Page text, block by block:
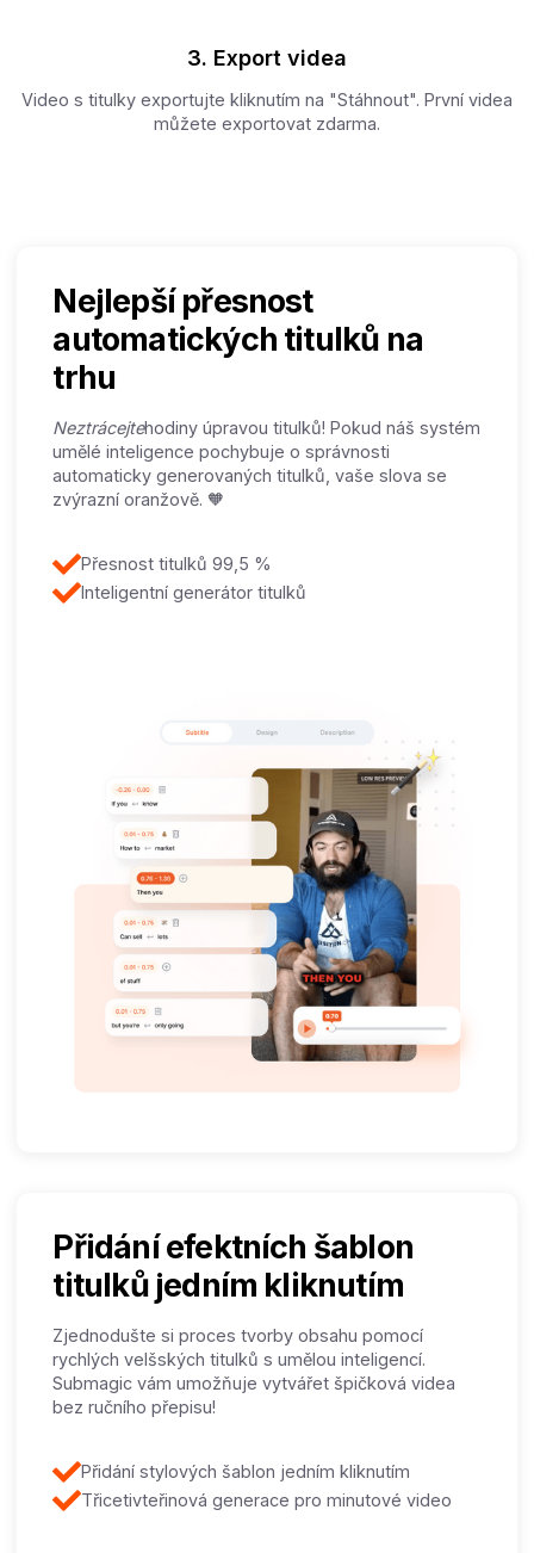
3. Export videa
Video s titulky exportujte kliknutím na "Stáhnout". První videa
můžete exportovat zdarma.
Nejlepší přesnost
automatických titulků na
trhu
‍Neztrácejtehodiny úpravou titulků! Pokud náš systém
umělé inteligence pochybuje o správnosti
automaticky generovaných titulků, vaše slova se
zvýrazní oranžově. 🧡
Přesnost titulků 99,5 %
Inteligentní generátor titulků
Přidání efektních šablon
titulků jedním kliknutím
Zjednodušte si proces tvorby obsahu pomocí
rychlých velšských titulků s umělou inteligencí.
Submagic vám umožňuje vytvářet špičková videa
bez ručního přepisu!
Přidání stylových šablon jedním kliknutím
Třicetivteřinová generace pro minutové video